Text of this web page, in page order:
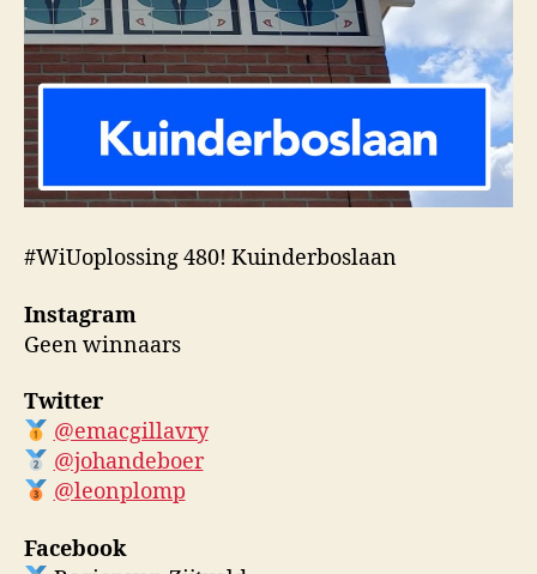
#WiUoplossing 480! Kuinderboslaan
Instagram
Geen winnaars
Twitter
@emacgillavry
@johandeboer
@leonplomp
Facebook